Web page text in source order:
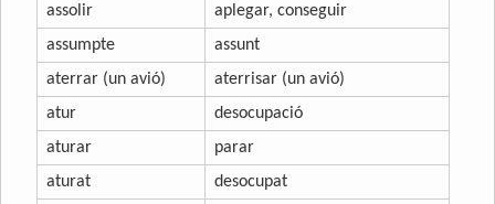
assolir
aplegar, conseguir
assumpte
assunt
aterrar (un avió)
aterrisar (un avió)
atur
desocupació
aturar
parar
aturat
desocupat